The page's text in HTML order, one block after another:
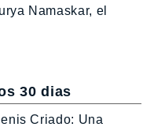
Namaskar, el
30 dias
Criado: Una